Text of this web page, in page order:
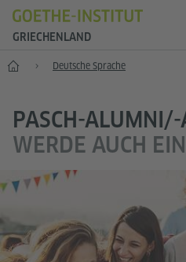
GRIECHENLAND
Start Deutsche Sprache
PASCH-
WERDE AUCH